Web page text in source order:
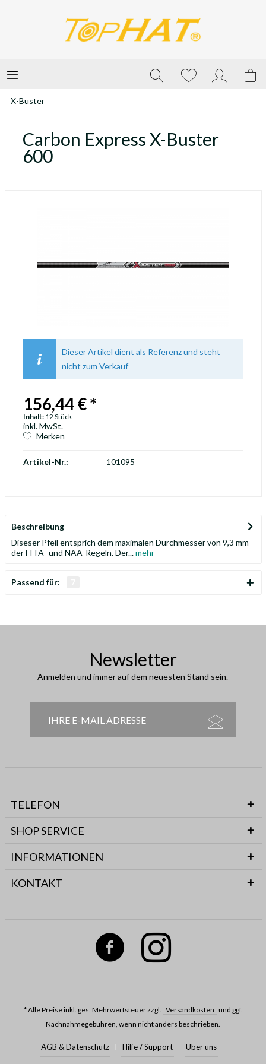
X-Buster
Carbon Express X-Buster
600
Dieser Artikel dient als Referenz und steht
nicht zum Verkauf
156,44 € *
Inhalt: 12 Stück
inkl. MwSt.
Merken
Artikel-Nr.: 101095
Beschreibung
Diseser Pfeil entsprich dem maximalen Durchmesser von 9,3 mm
der FITA- und NAA-Regeln. Der...mehr
Passend für:
Newsletter
Anmelden und immer auf dem neuesten Stand sein.
TELEFON
SHOP SERVICE
INFORMATIONEN
KONTAKT
* Alle Preise inkl. ges. Mehrwertsteuer zzgl. Versandkosten und ggf.
Nachnahmegebühren, wenn nicht anders beschrieben.
AGB & Datenschutz Hilfe / Support Über uns